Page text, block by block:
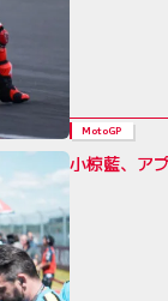
MotoGP
小椋藍、ア